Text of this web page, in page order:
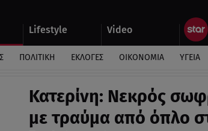
Lifestyle Video
ΠΟΛΙΤΙΚΗ ΕΚΛΟΓΕΣ ΟΙΚΟΝΟΜΙΑ ΥΓΕΙΑ
Κατερίνη: Νεκρός
με τραύμα από όπλο